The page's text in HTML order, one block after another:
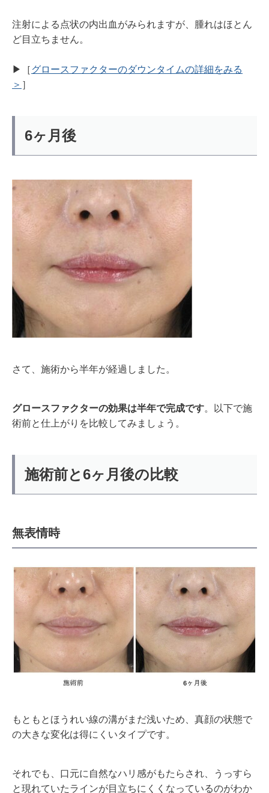
注射による点状の内出血がみられますが、腫れはほとん
ど目立ちません。
▶︎［グロースファクターのダウンタイムの詳細をみる
＞ ］
6ヶ月後
さて、施術から半年が経過しました。
グロースファクターの効果は半年で完成です。以下で施
術前と仕上がりを比較してみましょう。
施術前と6ヶ月後の比較
無表情時
もともとほうれい線の溝がまだ浅いため、真顔の状態で
の大きな変化は得にくいタイプです。
それでも、口元に自然なハリ感がもたらされ、うっすら
と現れていたラインが目立ちにくくなっているのがわか